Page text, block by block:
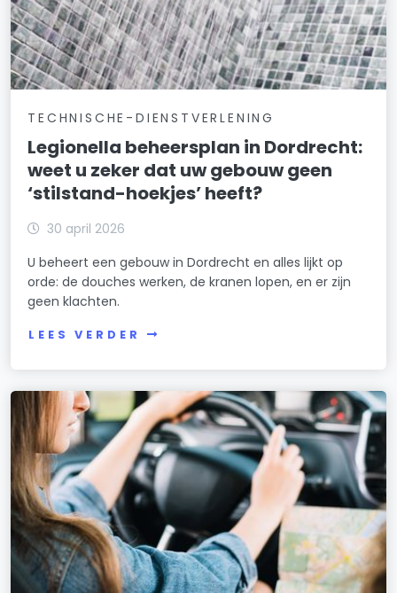
TECHNISCHE-DIENSTVERLENING
Legionella beheersplan in Dordrecht:
weet u zeker dat uw gebouw geen
‘stilstand-hoekjes’ heeft?
30 april 2026
U beheert een gebouw in Dordrecht en alles lijkt op
orde: de douches werken, de kranen lopen, en er zijn
geen klachten.
LEES VERDER